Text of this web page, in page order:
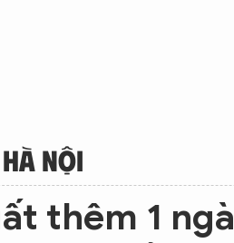
NỘI
thêm 1